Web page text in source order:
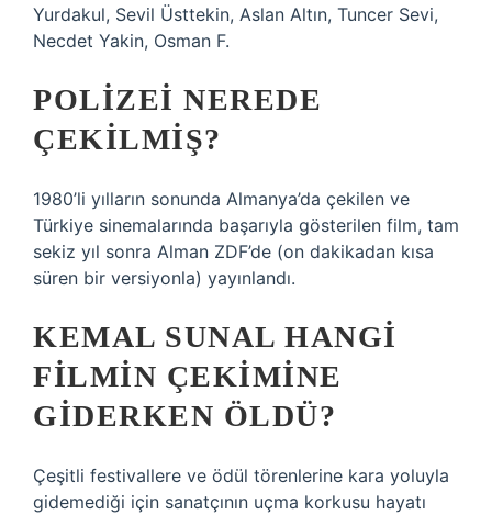
Yurdakul, Sevil Üsttekin, Aslan Altın, Tuncer Sevi,
Necdet Yakin, Osman F.
POLIZEI NEREDE
ÇEKILMIŞ?
1980’li yılların sonunda Almanya’da çekilen ve
Türkiye sinemalarında başarıyla gösterilen film, tam
sekiz yıl sonra Alman ZDF’de (on dakikadan kısa
süren bir versiyonla) yayınlandı.
KEMAL SUNAL HANGI
FILMIN ÇEKIMINE
GIDERKEN ÖLDÜ?
Çeşitli festivallere ve ödül törenlerine kara yoluyla
gidemediği için sanatçının uçma korkusu hayatı